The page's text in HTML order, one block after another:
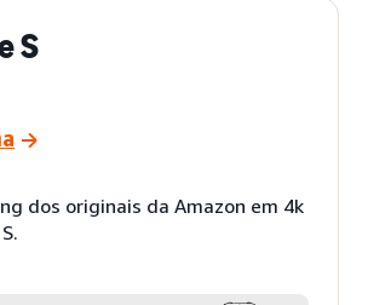
S
dos originais da Amazon em 4k